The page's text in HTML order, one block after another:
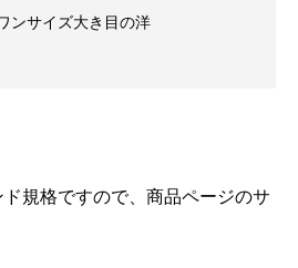
ンサイズ大き目の洋
規格ですので、商品ページのサ